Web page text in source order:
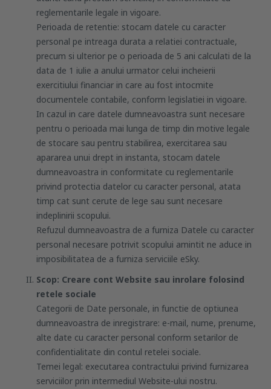
reglementarile legale in vigoare.
Perioada de retentie: stocam datele cu caracter
personal pe intreaga durata a relatiei contractuale,
precum si ulterior pe o perioada de 5 ani calculati de la
data de 1 iulie a anului urmator celui incheierii
exercitiului financiar in care au fost intocmite
documentele contabile, conform legislatiei in vigoare.
In cazul in care datele dumneavoastra sunt necesare
pentru o perioada mai lunga de timp din motive legale
de stocare sau pentru stabilirea, exercitarea sau
apararea unui drept in instanta, stocam datele
dumneavoastra in conformitate cu reglementarile
privind protectia datelor cu caracter personal, atata
timp cat sunt cerute de lege sau sunt necesare
indeplinirii scopului.
Refuzul dumneavoastra de a furniza Datele cu caracter
personal necesare potrivit scopului amintit ne aduce in
imposibilitatea de a furniza serviciile eSky.
Scop: Creare cont Website sau inrolare folosind
retele sociale
Categorii de Date personale, in functie de optiunea
dumneavoastra de inregistrare: e-mail, nume, prenume,
alte date cu caracter personal conform setarilor de
confidentialitate din contul retelei sociale.
Temei legal: executarea contractului privind furnizarea
serviciilor prin intermediul Website-ului nostru.